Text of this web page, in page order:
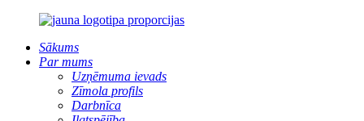
Sākums
Par mums
Uzņēmuma ievads
Zīmola profils
Darbnīca